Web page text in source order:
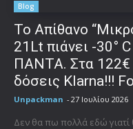
Blog
Το Απίθανο
21Lt πιάνει -30°
ΠΑΝΤΑ. Στα
δόσεις Klarna!!!
Unpackman - 27 Ιουλίου 2026
Δεν θα πω πολλά εδώ